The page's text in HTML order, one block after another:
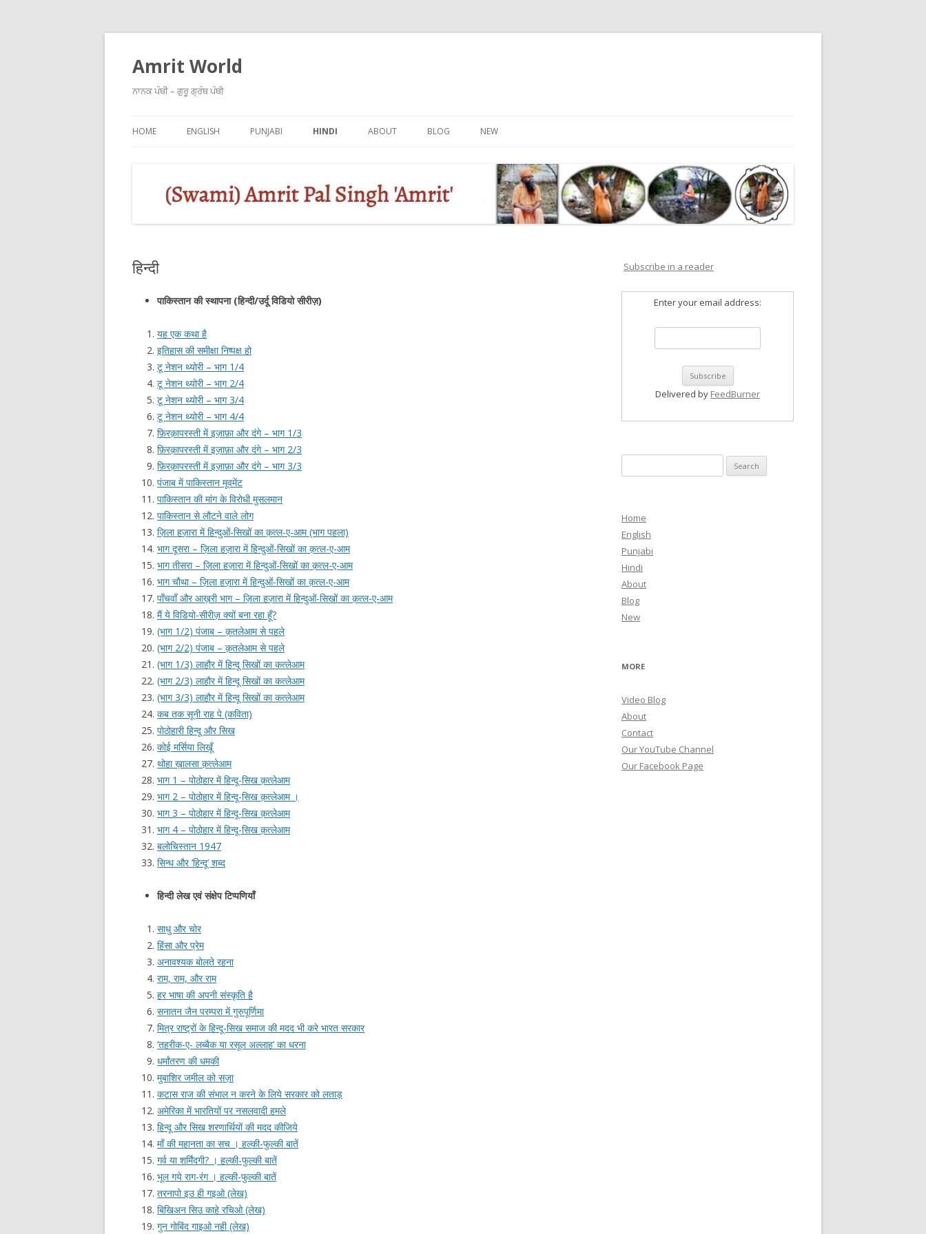
Amrit World
ਨਾਨਕ ਪੰਥੀ – ਗੁਰੂ ਗ੍ਰੰਥ ਪੰਥੀ
HOME ENGLISH PUNJABI HINDI ABOUT BLOG NEW
हिन्दी
पाकिस्तान की स्थापना (हिन्दी/उर्दू विडियो सीरीज़)
यह एक कथा है
इतिहास की समीक्षा निष्पक्ष हो
टू नेशन थ्योरी – भाग 1/4
टू नेशन थ्योरी – भाग 2/4
टू नेशन थ्योरी – भाग 3/4
टू नेशन थ्योरी – भाग 4/4
फ़िरक़ापरस्ती में इज़ाफ़ा और दंगे – भाग 1/3
फ़िरक़ापरस्ती में इज़ाफ़ा और दंगे – भाग 2/3
फ़िरक़ापरस्ती में इज़ाफ़ा और दंगे – भाग 3/3
पंजाब में पाकिस्तान मूवमेंट
पाकिस्तान की मांग के विरोधी मुसलमान
पाकिस्तान से लौटने वाले लोग
ज़िला हज़ारा में हिन्दुओं-सिखों का क़त्ल-ए-आम (भाग पहला)
भाग दूसरा – ज़िला हज़ारा में हिन्दुओं-सिखों का क़त्ल-ए-आम
भाग तीसरा – ज़िला हज़ारा में हिन्दुओं-सिखों का क़त्ल-ए-आम
भाग चौथा – ज़िला हज़ारा में हिन्दुओं-सिखों का क़त्ल-ए-आम
पाँचवाँ और आख़री भाग – ज़िला हज़ारा में हिन्दुओं-सिखों का क़त्ल-ए-आम
मैं ये विडियो-सीरीज़ क्यों बना रहा हूँ?
(भाग 1/2) पंजाब – क़तलेआम से पहले
(भाग 2/2) पंजाब – क़तलेआम से पहले
(भाग 1/3) लाहौर में हिन्दू सिखों का कत्लेआम
(भाग 2/3) लाहौर में हिन्दू सिखों का कत्लेआम
(भाग 3/3) लाहौर में हिन्दू सिखों का कत्लेआम
कब तक सूनी राह पे (कविता)
पोठोहारी हिन्दू और सिख
कोई मर्सिया लिखूँ
थोहा ख़ालसा क़त्लेआम
भाग 1 – पोठोहार में हिन्दू-सिख क़त्लेआम
भाग 2 – पोठोहार में हिन्दू-सिख क़त्लेआम ।
भाग 3 – पोठोहार में हिन्दू-सिख क़त्लेआम
भाग 4 – पोठोहार में हिन्दू-सिख क़त्लेआम
बलोचिस्तान 1947
सिन्ध और ‘हिन्दू’ शब्द
हिन्दी लेख एवं संक्षेप टिप्पणियाँ
साधु और चोर
हिंसा और प्रेम
अनावश्यक बोलते रहना
राम, राम, और राम
हर भाषा की अपनी संस्कृति है
सनातन जैन परम्परा में गुरुपूर्णिमा
मित्र राष्ट्रों के हिन्दू-सिख समाज की मदद भी करे भारत सरकार
‘तहरीक-ए- लब्बैक या रसूल अल्लाह’ का धरना
धर्मांतरण की धमकी
मुबाशिर जमील को सज़ा
कटास राज की संभाल न करने के लिये सरकार को लताड़
अमेरिका में भारतियों पर नसलवादी हमले
हिन्दू और सिख शरणार्थियों की मदद कीजिये
माँ की महानता का सच । हल्की-फुल्की बातें
गर्व या शर्मिंदगी? । हल्की-फुल्की बातें
भूल गये राग-रंग । हल्की-फुल्की बातें
तरनापो इउ ही गइओ (लेख)
बिखिअन सिउ काहे रचिओ (लेख)
गुन गोबिंद गाइओ नही (लेख)
Subscribe in a reader
Enter your email address:
Delivered by FeedBurner
for:
Home
English
Punjabi
Hindi
About
Blog
New
MORE
Video Blog
About
Contact
Our YouTube Channel
Our Facebook Page